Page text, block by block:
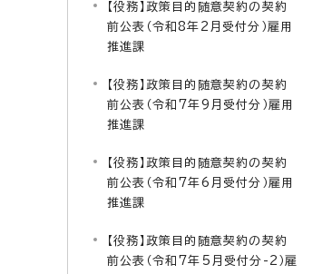
【役務】政策目的随意契約の契約
前公表（令和8年2月受付分）雇用
推進課
【役務】政策目的随意契約の契約
前公表（令和7年9月受付分）雇用
推進課
【役務】政策目的随意契約の契約
前公表（令和7年6月受付分）雇用
推進課
【役務】政策目的随意契約の契約
前公表（令和7年5月受付分-2）雇